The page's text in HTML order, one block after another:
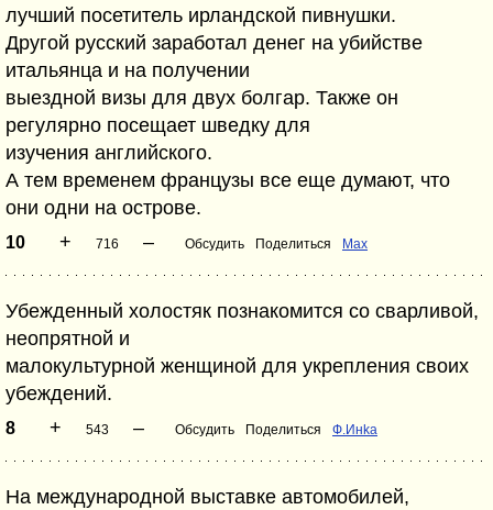
лучший посетитель ирландской пивнушки.
Другой русский заработал денег на убийстве
итальянца и на получении
выездной визы для двух болгар. Также он
регулярно посещает шведку для
изучения английского.
А тем временем французы все еще думают, что
они одни на острове.
10 + 716 – Обсудить Поделиться Max
Убежденный холостяк познакомится со сварливой,
неопрятной и
малокультурной женщиной для укрепления своих
убеждений.
8 + 543 – Обсудить Поделиться Ф.Инka
На международной выставке автомобилей,